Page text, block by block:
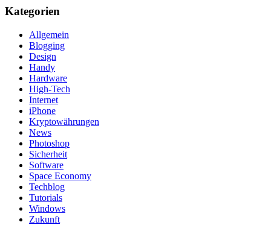
Kategorien
Allgemein
Blogging
Design
Handy
Hardware
High-Tech
Internet
iPhone
Kryptowährungen
News
Photoshop
Sicherheit
Software
Space Economy
Techblog
Tutorials
Windows
Zukunft